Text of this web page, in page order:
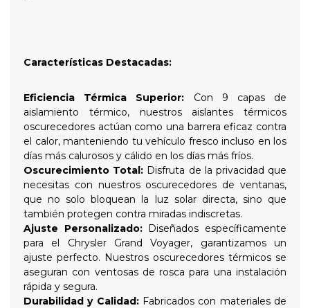
Características Destacadas:
Eficiencia Térmica Superior: Con 9 capas de
aislamiento térmico, nuestros aislantes térmicos
oscurecedores actúan como una barrera eficaz contra
el calor, manteniendo tu vehículo fresco incluso en los
días más calurosos y cálido en los días más fríos.
Oscurecimiento Total: Disfruta de la privacidad que
necesitas con nuestros oscurecedores de ventanas,
que no solo bloquean la luz solar directa, sino que
también protegen contra miradas indiscretas.
Ajuste Personalizado:Diseñados específicamente
para el Chrysler Grand Voyager, garantizamos un
ajuste perfecto. Nuestros oscurecedores térmicos se
aseguran con ventosas de rosca para una instalación
rápida y segura.
Durabilidad y Calidad:Fabricados con materiales de